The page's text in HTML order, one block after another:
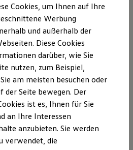
finden
6
Versionen und Updates
Bochum
7754
Beteiligungen GmbH
Bochum
19732
Cookies, um Ihnen auf Ihre
Werbung
und außerhalb der
Diese Cookies
darüber, wie Sie
nutzen, zum Beispiel,
am meisten besuchen oder
der Seite bewegen. Der
ist es, Ihnen für Sie
an Ihre Interessen
anzubieten. Sie werden
verwendet, die